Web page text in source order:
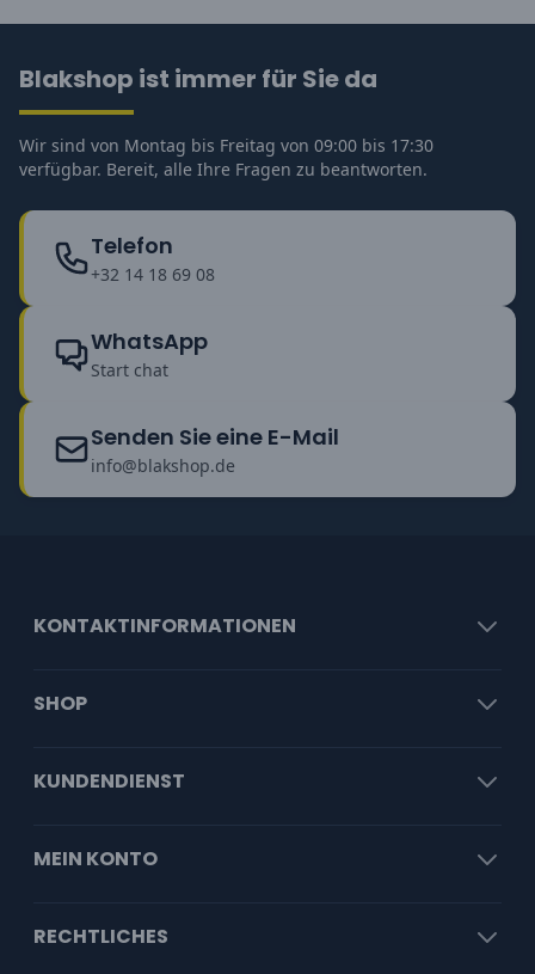
Blakshop ist immer für Sie da
Wir sind von Montag bis Freitag von 09:00 bis 17:30
verfügbar. Bereit, alle Ihre Fragen zu beantworten.
Telefon
+32 14 18 69 08
WhatsApp
Start chat
Senden Sie eine E-Mail
info@blakshop.de
KONTAKTINFORMATIONEN
SHOP
KUNDENDIENST
MEIN KONTO
RECHTLICHES